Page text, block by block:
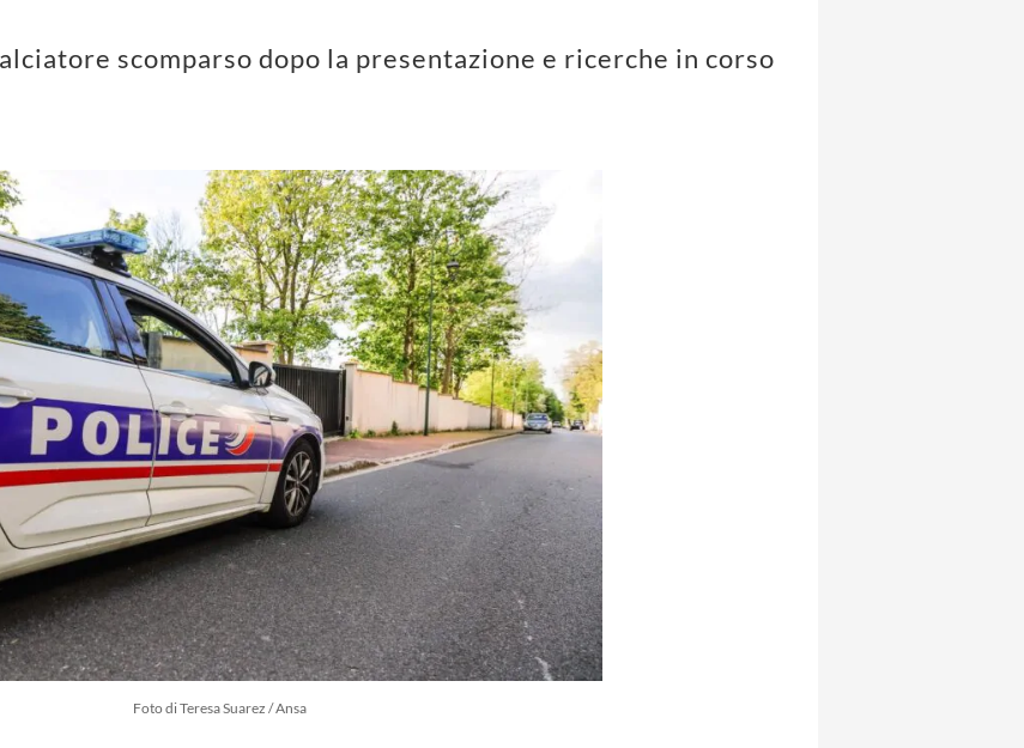
scomparso dopo la presentazione e ricerche in corso
Foto di Teresa Suarez / Ansa